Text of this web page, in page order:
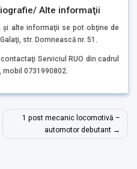
Alte informaţii
şi alte informaţii se pot obţine de
str. Domnească nr. 51.
Serviciul RUO din cadrul
mobil 0731990802.
1 post mecanic locomotivă –
automotor debutant